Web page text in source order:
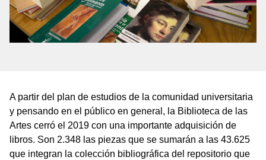
A partir del plan de estudios de la comunidad universitaria
y pensando en el público en general, la Biblioteca de las
Artes cerró el 2019 con una importante adquisición de
libros. Son 2.348 las piezas que se sumarán a las 43.625
que integran la colección bibliográfica del repositorio que